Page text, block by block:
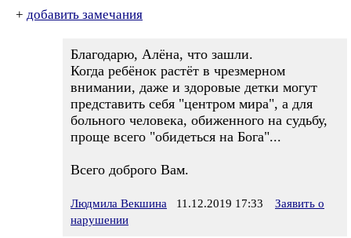
+ добавить замечания
Благодарю, Алёна, что зашли.
Когда ребёнок растёт в чрезмерном
внимании, даже и здоровые детки могут
представить себя "центром мира", а для
больного человека, обиженного на судьбу,
проще всего "обидеться на Бога"...
Всего доброго Вам.
Людмила Векшина 11.12.2019 17:33
Заявить о
нарушении